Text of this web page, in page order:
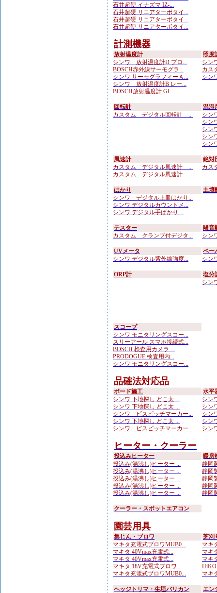
石井超硬 イナズマ IZ-...
石井超硬 リニアターボタイ...
石井超硬 リニアターボタイ...
石井超硬 リニアターボタイ...
計測機器
放射温度計
シンワ 放射温度計D プロ...
BOSCH赤外線サーモグラ...
シンワ サーモグラフィーＡ...
シンワ 放射温度計B レー...
BOSCH放射温度計 GI...
照度
シン
カス
シン
回転計
カスタム デジタル回転計 ...
温湿
シン
シン
シン
シン
シン
風速計
カスタム デジタル風速計 ...
カスタム デジタル風速計 ...
絶対
カス
はかり
シンワ デジタル上皿はかり...
シンワ デジタルカウントメ...
シンワ デジタル手ばかり ...
土壌
テスター
カスタム クランプ付デジタ...
騒音
シン
UVメータ
シンワ デジタル紫外線強度...
ペー
シン
ORP計
塩分
シン
スコープ
シンワ モニタリングスコー...
スリーアール スマホ接続式...
BOSCH 検査用カメラ ...
PRODOGUE 検査用内...
シンワ モニタリングスコー...
品確法対応品
ボード施工
シンワ 下地探し どこ太 ...
シンワ 下地探し どこ太 ...
シンワ ビスピッチマーカー...
シンワ 下地探し どこ太 ...
シンワ ビスピッチマーカー...
水平
シン
シン
シン
シン
シン
ヒーター・クーラー
投込みヒーター
投込み(湯沸し)ヒーター ...
投込み(湯沸し)ヒーター ...
投込み(湯沸し)ヒーター ...
投込み(湯沸し)ヒーター ...
投込み(湯沸し)ヒーター ...
暖房
静岡
静岡
静岡
静岡
静岡
クーラー・スポットエアコン
園芸用具
集じん・ブロワ
マキタ充電式ブロワMUB0...
マキタ 40Vmax充電式...
マキタ 40Vmax充電式...
マキタ 18V充電式ブロワ...
マキタ充電式ブロワMUB0...
芝刈
マキ
マキ
マキ
マキ
ヘッジトリマ・生垣バリカン
エン